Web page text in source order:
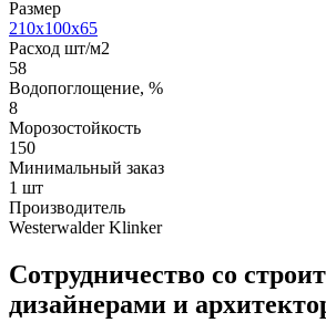
Размер
210x100x65
Расход шт/м2
58
Водопоглощение, %
8
Морозостойкость
150
Минимальный заказ
1 шт
Производитель
Westerwalder Klinker
Сотрудничество со
дизайнерами и